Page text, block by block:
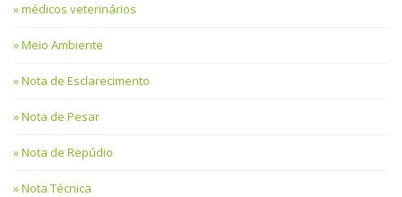
médicos veterinários
Meio Ambiente
Nota de Esclarecimento
Nota de Pesar
Nota de Repúdio
Nota Técnica